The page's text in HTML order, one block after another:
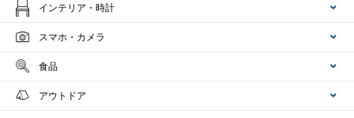
インテリア・時計
スマホ・カメラ
食品
アウトドア